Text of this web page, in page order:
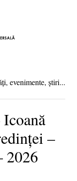
evenimente, știri...
–
2026